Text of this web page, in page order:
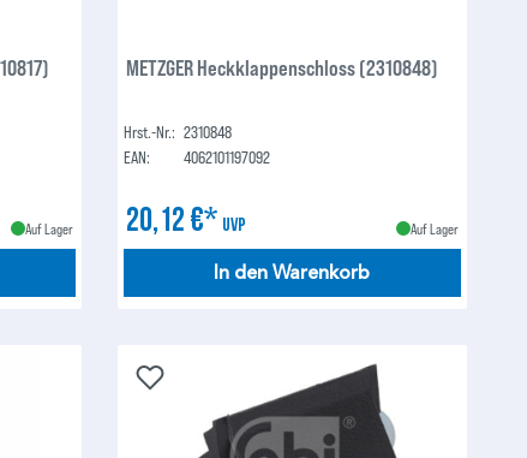
Auf Lager
METZGER Heckklappenschloss (2310848)
Hrst.-Nr.: 2310848
EAN:
4062101197092
20,12 €* UVP Auf Lager
In den Warenkorb